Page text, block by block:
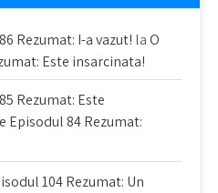
Rezumat: I-a vazut! laO
Este insarcinata!
Rezumat: Este
Episodul 84 Rezumat:
104 Rezumat: Un